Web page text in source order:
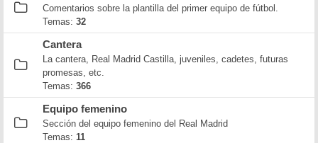
Comentarios sobre la plantilla del primer equipo de fútbol.
Temas: 32
Cantera
La cantera, Real Madrid Castilla, juveniles, cadetes, futuras
promesas, etc.
Temas: 366
Equipo femenino
Sección del equipo femenino del Real Madrid
Temas: 11